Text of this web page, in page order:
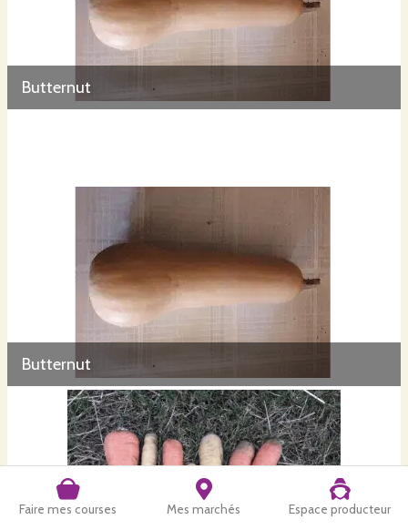
Faire mes courses Mes marchés Espace producteur
Butternut
Butternut